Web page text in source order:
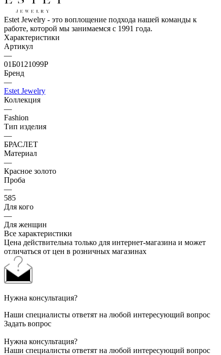
Estet Jewelry - это воплощение подхода нашей команды к
работе, которой мы занимаемся с 1991 года.
Характеристики
Артикул
—
01Б0121099Р
Бренд
—
Estet Jewelry
Коллекция
—
Fashion
Тип изделия
—
БРАСЛЕТ
Материал
—
Красное золото
Проба
—
585
Для кого
—
Для женщин
Все характеристики
Цена действительна только для интернет-магазина и может
отличаться от цен в розничных магазинах
Нужна консультация?
Наши специалисты ответят на любой интересующий вопрос
Задать вопрос
Нужна консультация?
Наши специалисты ответят на любой интересующий вопрос